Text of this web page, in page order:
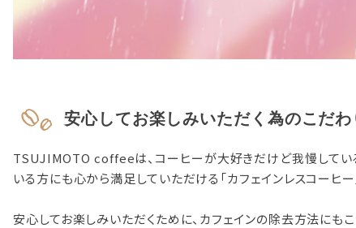
安心してお楽しみいただく為のこだわ
TSUJIMOTO coffeeは、コーヒーが大好きだけど我慢してい
いる方にも心から満足していただける「カフェインレスコーヒ
安心してお楽しみいただくために、カフェインの除去方法にもこ